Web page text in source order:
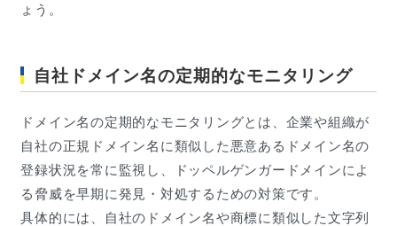
ょう。
自社ドメイン名の定期的なモニタリング
ドメイン名の定期的なモニタリングとは、企業や組織が
自社の正規ドメイン名に類似した悪意あるドメイン名の
登録状況を常に監視し、ドッペルゲンガードメインによ
る脅威を早期に発見・対処するための対策です。
具体的には、自社のドメイン名や商標に類似した文字列